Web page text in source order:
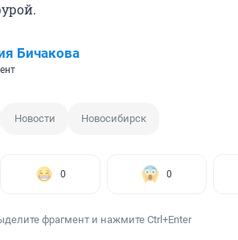
Бичакова
Новости Новосибирск
0 0
фрагмент и нажмите Ctrl+Enter